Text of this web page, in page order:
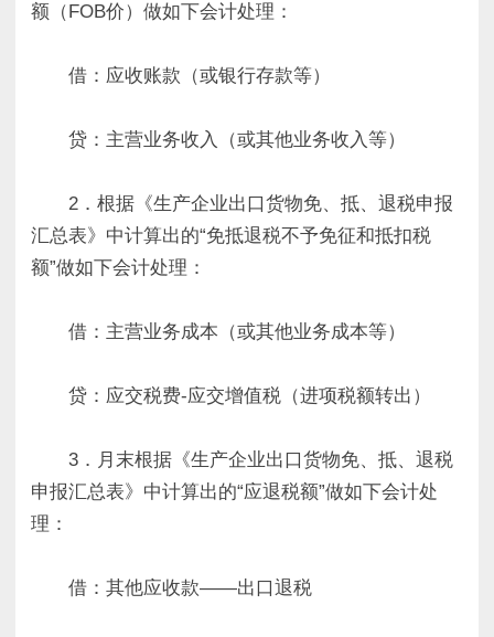
额（FOB价）做如下会计处理：
借：应收账款（或银行存款等）
贷：主营业务收入（或其他业务收入等）
2．根据《生产企业出口货物免、抵、退税申报
汇总表》中计算出的“免抵退税不予免征和抵扣税
额”做如下会计处理：
借：主营业务成本（或其他业务成本等）
贷：应交税费-应交增值税（进项税额转出）
3．月末根据《生产企业出口货物免、抵、退税
申报汇总表》中计算出的“应退税额”做如下会计处
理：
借：其他应收款——出口退税